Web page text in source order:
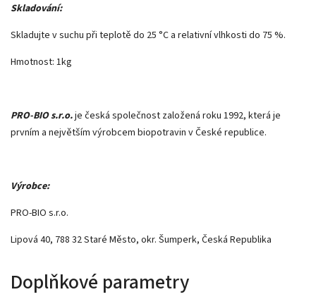
Skladování:
Skladujte v suchu při teplotě do 25 °C a relativní vlhkosti do 75 %.
Hmotnost: 1kg
PRO-BIO s.r.o.je česká společnost založená roku 1992, která je
prvním a největším výrobcem biopotravin v České republice.
Výrobce:
PRO-BIO s.r.o.
Lipová 40, 788 32 Staré Město, okr. Šumperk, Česká Republika
Doplňkové parametry